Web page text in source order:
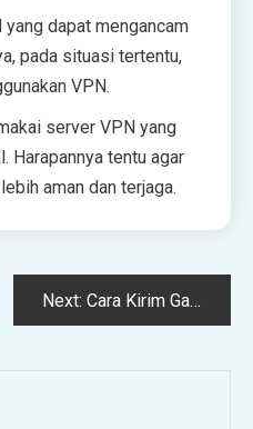
dapat mengancam
pada situasi tertentu,
VPN.
server VPN yang
Harapannya tentu agar
aman dan terjaga.
Next: Cara Kirim Gambar WA Tanpa Blur atau Pecah, Coba Cara Berikut